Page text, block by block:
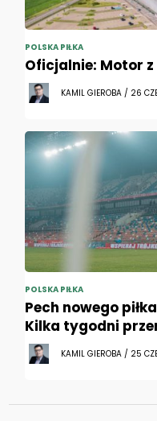
POLSKA PIŁKA
Oficjalnie: Motor
KAMIL GIEROBA / 26
POLSKA PIŁKA
Pech nowego
Kilka tygodni
KAMIL GIEROBA / 25